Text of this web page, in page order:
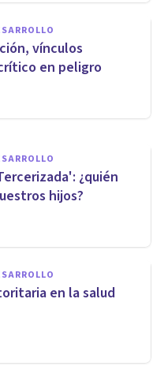
vínculos
en peligro
no hace
niños
¿quién
hijos?
en la salud